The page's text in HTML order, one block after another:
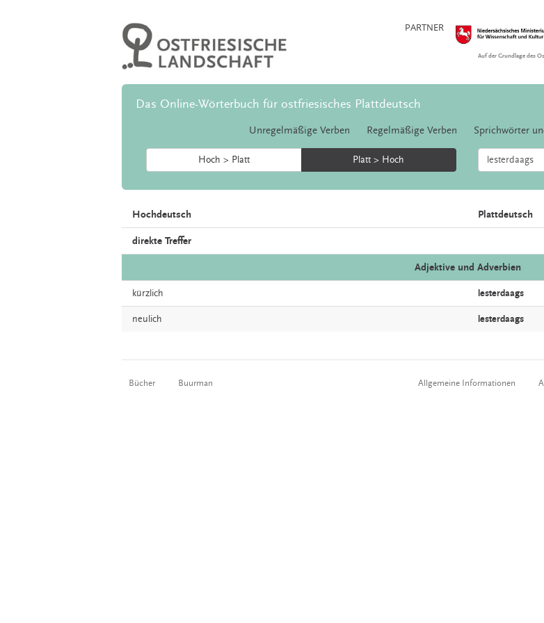
PARTNER
Auf der Grundlage des
Das Online-Wörterbuch für ostfriesisches Plattdeutsch
Unregelmäßige Verben Regelmäßige Verben Sprichwörter
Hoch > Platt Platt > Hoch
Hochdeutsch Plattdeutsch
direkte Treffer
Adjektive und Adverbien
kürzlich lesterdaags
neulich lesterdaags
Bücher Buurman Allgemeine Informationen